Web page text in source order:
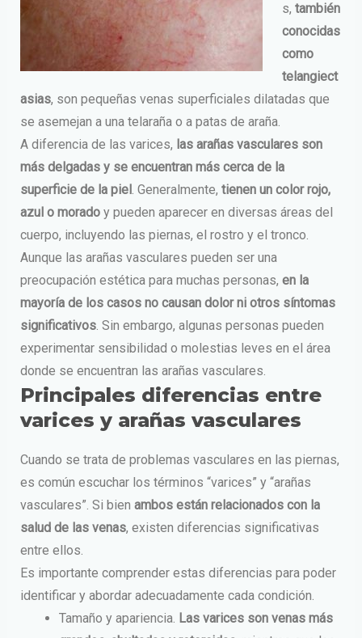
s, también
conocidas
como
telangiect
asias, son pequeñas venas superficiales dilatadas que
se asemejan a una telaraña o a patas de araña.
A diferencia de las varices, las arañas vasculares son
más delgadas y se encuentran más cerca de la
superficie de la piel . Generalmente, tienen un color rojo,
azul o moradoy pueden aparecer en diversas áreas del
cuerpo, incluyendo las piernas, el rostro y el tronco.
Aunque las arañas vasculares pueden ser una
preocupación estética para muchas personas, en la
mayoría de los casos no causan dolor ni otros síntomas
significativos. Sin embargo, algunas personas pueden
experimentar sensibilidad o molestias leves en el área
donde se encuentran las arañas vasculares.
Principales diferencias entre
varices y arañas vasculares
Cuando se trata de problemas vasculares en las piernas,
es común escuchar los términos “varices” y “arañas
vasculares”. Si bien ambos están relacionados con la
salud de las venas, existen diferencias significativas
entre ellos.
Es importante comprender estas diferencias para poder
identificar y abordar adecuadamente cada condición.
Tamaño y apariencia. Las varices son venas más